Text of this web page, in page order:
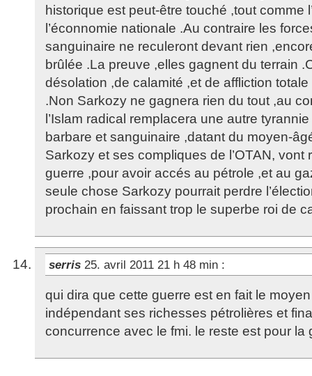
historique est peut-être touché ,tout comme
l’éconnomie nationale .Au contraire les
sanguinaire ne reculeront devant rien
brûlée .La preuve ,elles gagnent du terrain
désolation ,de calamité ,et de affliction
.Non Sarkozy ne gagnera rien du tout ,au
l’Islam radical remplacera une autre
barbare et sanguinaire ,datant du moyen-
Sarkozy et ses compliques de l’OTAN, vont
guerre ,pour avoir accés au pétrole ,et au
seule chose Sarkozy pourrait perdre
prochain en faissant trop le superbe roi de
serris 25. avril 2011 21 h 48 min :
qui dira que cette guerre est en fait le
indépendant ses richesses pétrolières et
concurrence avec le fmi. le reste est pour la